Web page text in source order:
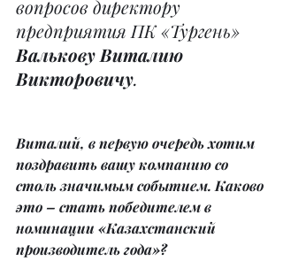
вопросов директору
предприятия ПК «Тургень»
Валькову Виталию
Викторовичу.
Виталий, в первую очередь хотим
поздравить вашу компанию со
столь значимым событием. Каково
это – стать победителем в
номинации «Казахстанский
производитель года»?